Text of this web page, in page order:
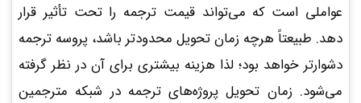
عواملی است که می‌تواند قیمت ترجمه را تحت تأثیر قرار
دهد. طبیعتاً هرچه زمان تحویل محدودتر باشد، پروسه ترجمه
دشوارتر خواهد بود؛ لذا هزینه بیشتری برای آن در نظر گرفته
می‌شود. زمان تحویل پروژه‌های ترجمه در شبکه مترجمین